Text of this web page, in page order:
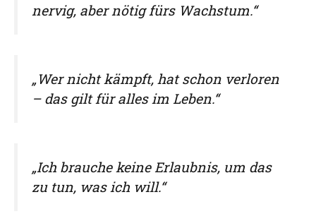
nervig, aber nötig fürs Wachstum.“
„Wer nicht kämpft, hat schon verloren
– das gilt für alles im Leben.“
„Ich brauche keine Erlaubnis, um das
zu tun, was ich will.“